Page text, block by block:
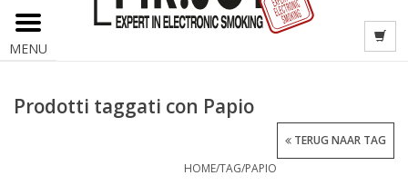
MENU
Prodotti taggati con Papio
HOME/TAG/PAPIO
TERUG NAAR TAG